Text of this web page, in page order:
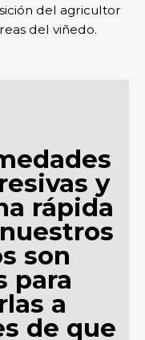
del agricultor
del viñedo.
y
rápida
son
para
a
de que